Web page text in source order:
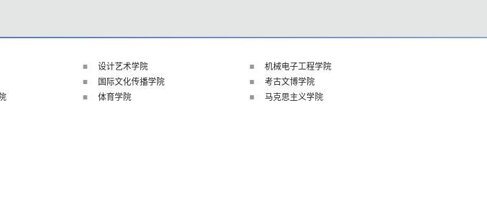
设计艺术学院
机械电子工程学院
国际文化传播学院
考古文博学院
体育学院 马克思主义学院